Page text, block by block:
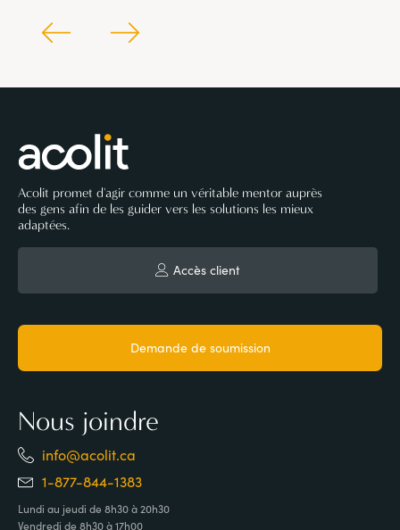
Acolit promet d'agir comme un véritable mentor auprès
des gens afin de les guider vers les solutions les mieux
adaptées.
Accès client
Demande de soumission
Nous joindre
info@acolit.ca
1-877-844-1383
Lundi au jeudi de 8h30 à 20h30
Vendredi de 8h30 à 17h00